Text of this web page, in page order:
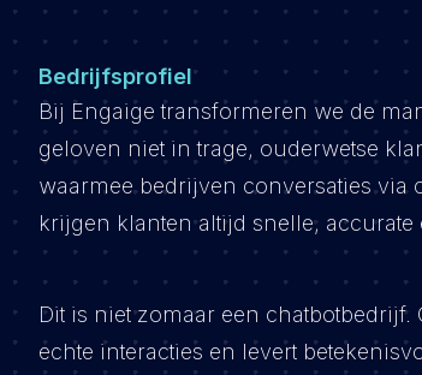
Bedrijfsprofiel
Bij Engaige transformeren we de
geloven niet in trage, ouderwetse
waarmee bedrijven conversaties via
krijgen klanten altijd snelle,
Dit is niet zomaar een
echte interacties en levert